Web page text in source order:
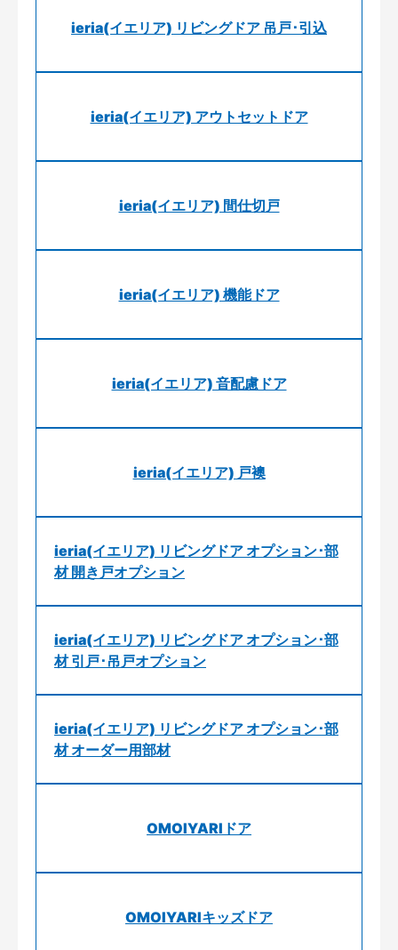
ieria(イエリア) リビングドア 吊戸･引込
ieria(イエリア) アウトセットドア
ieria(イエリア) 間仕切戸
ieria(イエリア) 機能ドア
ieria(イエリア) 音配慮ドア
ieria(イエリア) 戸襖
ieria(イエリア) リビングドア オプション･部
材 開き戸オプション
ieria(イエリア) リビングドア オプション･部
材 引戸･吊戸オプション
ieria(イエリア) リビングドア オプション･部
材 オーダー用部材
OMOIYARIドア
OMOIYARIキッズドア